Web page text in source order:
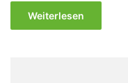
Weiterlesen